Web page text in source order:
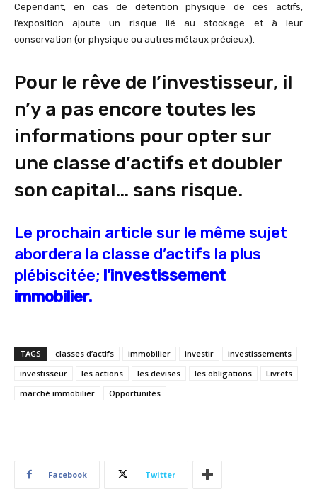
Cependant, en cas de détention physique de ces actifs,
l’exposition ajoute un risque lié au stockage et à leur
conservation (or physique ou autres métaux précieux).
Pour le rêve de l’investisseur, il
n’y a pas encore toutes les
informations pour opter sur
une classe d’actifs et doubler
son capital… sans risque.
Le prochain article sur le même sujet
abordera la classe d’actifs la plus
plébiscitée; l’investissement
immobilier.
TAGS classes d’actifs immobilier investir
investissements
investisseur
les actions les devises les obligations
Livrets
marché immobilier
Opportunités
Facebook Twitter